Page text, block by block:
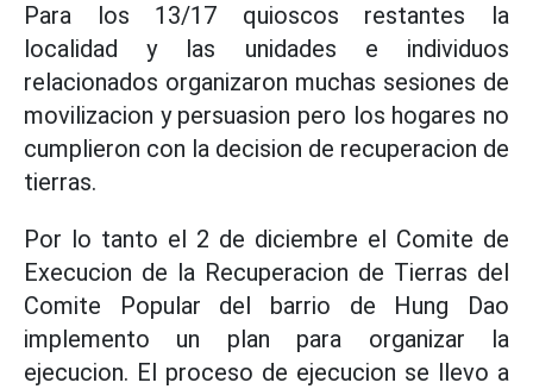
Para los 13/17 quioscos restantes la
localidad y las unidades e individuos
relacionados organizaron muchas sesiones de
movilizacion y persuasion pero los hogares no
cumplieron con la decision de recuperacion de
tierras.
Por lo tanto el 2 de diciembre el Comite de
Execucion de la Recuperacion de Tierras del
Comite Popular del barrio de Hung Dao
implemento un plan para organizar la
ejecucion. El proceso de ejecucion se llevo a